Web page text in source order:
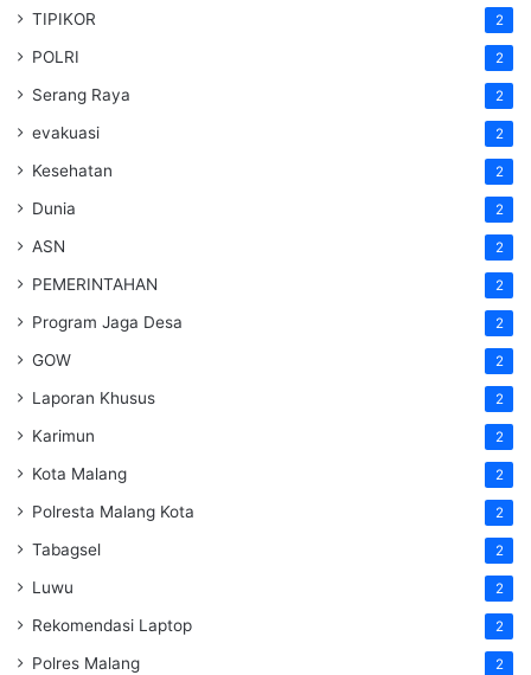
TIPIKOR 2
POLRI 2
Serang Raya 2
evakuasi 2
Kesehatan 2
Dunia 2
ASN 2
PEMERINTAHAN 2
Program Jaga Desa 2
GOW 2
Laporan Khusus 2
Karimun 2
Kota Malang 2
Polresta Malang Kota 2
Tabagsel 2
Luwu 2
Rekomendasi Laptop 2
Polres Malang 2